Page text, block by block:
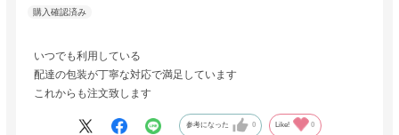
いつでも利用している
配達の包装が丁寧な対応で満足しています
これからも注文致します
参考になった 0 Like! 0